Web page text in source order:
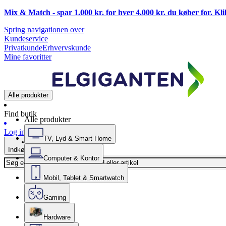
Mix & Match - spar 1.000 kr. for hver 4.000 kr. du køber for.
Spring navigationen over
Kundeservice
PrivatkundeErhvervskunde
Mine favoritter
Alle produkter
Find butik
Log ind
Indkøbskurv
Alle produkter
TV, Lyd & Smart Home
Computer & Kontor
Mobil, Tablet & Smartwatch
Gaming
Hardware